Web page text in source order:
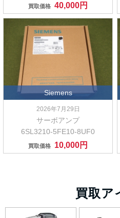
買取価格 40,000円
Siemens
2026年7月29日
サーボアンプ
6SL3210-5FE10-8UF0
買取価格 10,000円
買取ア